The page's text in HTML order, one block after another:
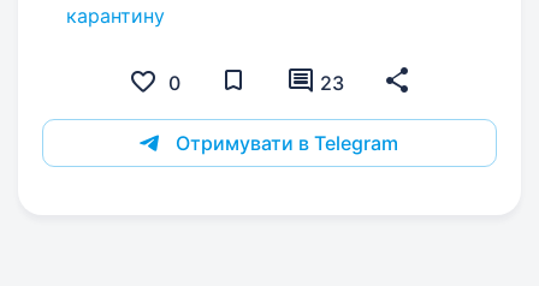
карантину
0 23
Отримувати в Telegram